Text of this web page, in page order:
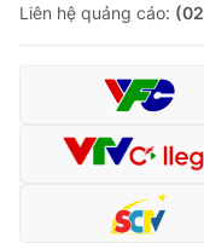
Liên hệ quảng cáo: